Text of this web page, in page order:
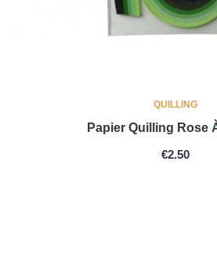
QUILLING
Papier Quilling Rose
PRICE
€2.50